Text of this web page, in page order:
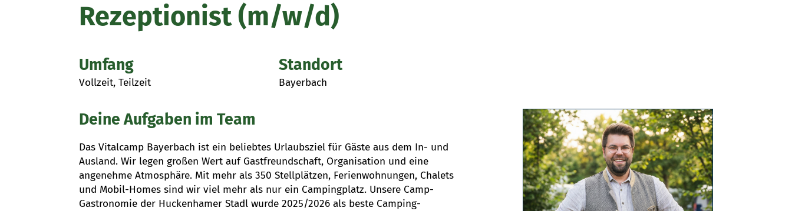
Rezeptionist (m/w/d)
Umfang
Vollzeit, Teilzeit
Standort
Bayerbach
Deine Aufgaben im Team
Das Vitalcamp Bayerbach ist ein beliebtes Urlaubsziel für Gäste aus dem In- und
Ausland. Wir legen großen Wert auf Gastfreundschaft, Organisation und eine
angenehme Atmosphäre. Mit mehr als 350 Stellplätzen, Ferienwohnungen, Chalets
und Mobil-Homes sind wir viel mehr als nur ein Campingplatz. Unsere Camp-
Gastronomie der Huckenhamer Stadl wurde 2025/2026 als beste Camping-